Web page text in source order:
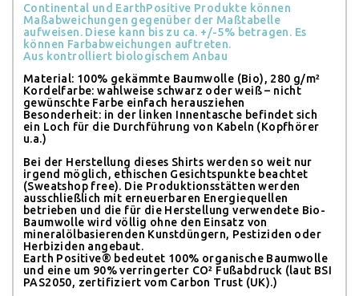
Continental und EarthPositive Produkte können
Maßabweichungen gegenüber der Maßtabelle
aufweisen. Diese kann bis zu ca. +/-5% betragen. Es
können Farbabweichungen auftreten.
Aus kontrolliert biologischem Anbau
Material: 100% gekämmte Baumwolle (Bio), 280 g/m²
Kordelfarbe: wahlweise schwarz oder weiß – nicht
gewünschte Farbe einfach herausziehen
Besonderheit: in der linken Innentasche befindet sich
ein Loch für die Durchführung von Kabeln (Kopfhörer
u.a.)
Bei der Herstellung dieses Shirts werden so weit nur
irgend möglich, ethischen Gesichtspunkte beachtet
(Sweatshop free). Die Produktionsstätten werden
ausschließlich mit erneuerbaren Energiequellen
betrieben und die für die Herstellung verwendete Bio-
Baumwolle wird völlig ohne den Einsatz von
mineralölbasierenden Kunstdüngern, Pestiziden oder
Herbiziden angebaut.
Earth Positive® bedeutet 100% organische Baumwolle
und eine um 90% verringerter CO² Fußabdruck (laut BSI
PAS2050, zertifiziert vom Carbon Trust (UK).)